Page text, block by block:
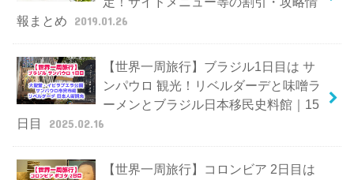
報まとめ
2019.01.26
【世界一周旅行】ブラジル1日目は サ
ンパウロ 観光！リベルダーデと味噌ラ
ーメンとブラジル日本移民史料館｜15
日目
2025.02.16
【世界一周旅行】コロンビア 2日目は